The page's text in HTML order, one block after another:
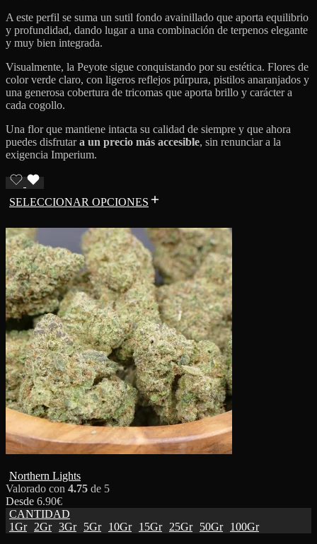
A este perfil se suma un sutil fondo avainillado que aporta equilibrio
y profundidad, dando lugar a una combinación de terpenos elegante
y muy bien integrada.
Visualmente, la Peyote sigue conquistando por su estética. Flores de
color verde claro, con ligeros reflejos púrpura, pistilos anaranjados y
una generosa cobertura de tricomas que aporta brillo y carácter a
cada cogollo.
Una flor que mantiene intacta su calidad de siempre y que ahora
puedes disfrutara un precio más accesible, sin renunciar a la
exigencia Imperium.
SELECCIONAR OPCIONES
Northern Lights
Valorado con 4.75 de 5
Desde 6.90€
CANTIDAD
1Gr
2Gr 3Gr 5Gr 10Gr 15Gr 25Gr 50Gr 100Gr